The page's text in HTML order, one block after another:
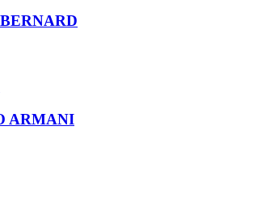
ARMANI